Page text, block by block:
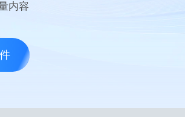
内容